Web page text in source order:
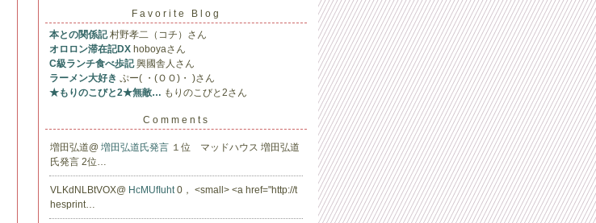
Favorite Blog
本との関係記村野孝二（コチ）さん
オロロン滞在記DX hoboyaさん
C級ランチ食べ歩記興國舎人さん
ラーメン大好き ぷー( ・(ＯＯ)・ )さん
★もりのこびと2★無敵… もりのこびと2さん
Comments
増田弘道@ 増田弘道氏発言 １位 マッドハウス 増田弘道
氏発言 2位…
VLKdNLBtVOX@ HcMUfIuht0， <small> <a href="http://t
hesprint…